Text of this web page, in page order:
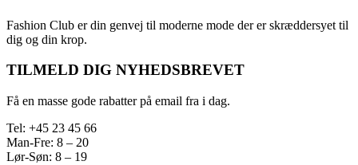
Fashion Club er din genvej til moderne mode der er skræddersyet til
dig og din krop.
TILMELD DIG NYHEDSBREVET
Få en masse gode rabatter på email fra i dag.
Tel: +45 23 45 66
Man-Fre: 8 – 20
Lør-Søn: 8 – 19